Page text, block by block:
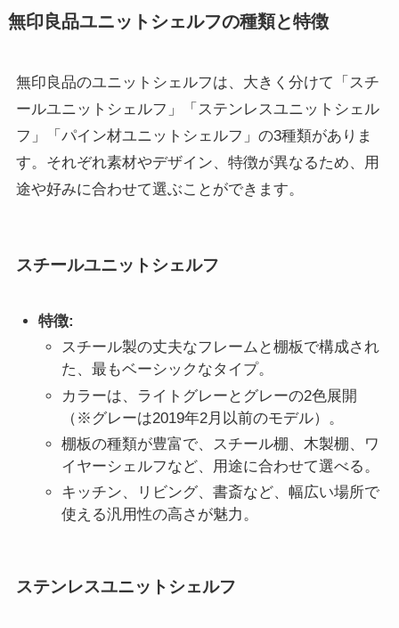
無印良品ユニットシェルフの種類と特徴
無印良品のユニットシェルフは、大きく分けて「スチ
ールユニットシェルフ」「ステンレスユニットシェル
フ」「パイン材ユニットシェルフ」の3種類がありま
す。それぞれ素材やデザイン、特徴が異なるため、用
途や好みに合わせて選ぶことができます。
スチールユニットシェルフ
特徴:
スチール製の丈夫なフレームと棚板で構成され
た、最もベーシックなタイプ。
カラーは、ライトグレーとグレーの2色展開
（※グレーは2019年2月以前のモデル）。
棚板の種類が豊富で、スチール棚、木製棚、ワ
イヤーシェルフなど、用途に合わせて選べる。
キッチン、リビング、書斎など、幅広い場所で
使える汎用性の高さが魅力。
ステンレスユニットシェルフ